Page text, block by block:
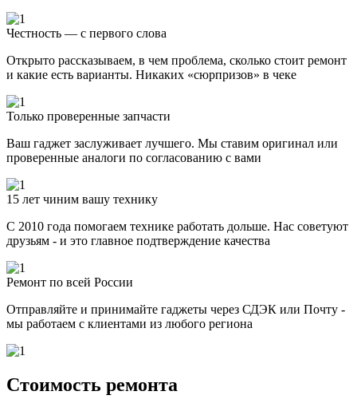
Честность — с первого слова
Открыто рассказываем, в чем проблема, сколько стоит ремонт
и какие есть варианты. Никаких «сюрпризов» в чеке
Только проверенные запчасти
Ваш гаджет заслуживает лучшего. Мы ставим оригинал или
проверенные аналоги по согласованию с вами
15 лет чиним вашу технику
С 2010 года помогаем технике работать дольше. Нас советуют
друзьям - и это главное подтверждение качества
Ремонт по всей России
Отправляйте и принимайте гаджеты через СДЭК или Почту -
мы работаем с клиентами из любого региона
Стоимость ремонта